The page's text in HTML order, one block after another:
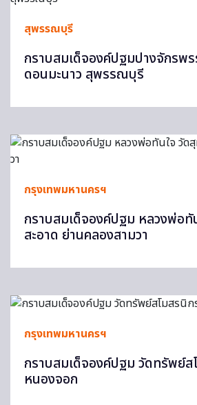
สุพรรณบุรี
กราบสมเด็จองค์ปฐมปางจักรพร
ดอนมะนาว สุพรรณบุรี
กรุงเทพมหานครฯ
กราบสมเด็จองค์ปฐม หลวงพ่อทั
สะอาด ย่านคลองสามวา
กรุงเทพมหานครฯ
กราบสมเด็จองค์ปฐม วัดทรัพย์ส
หนองจอก